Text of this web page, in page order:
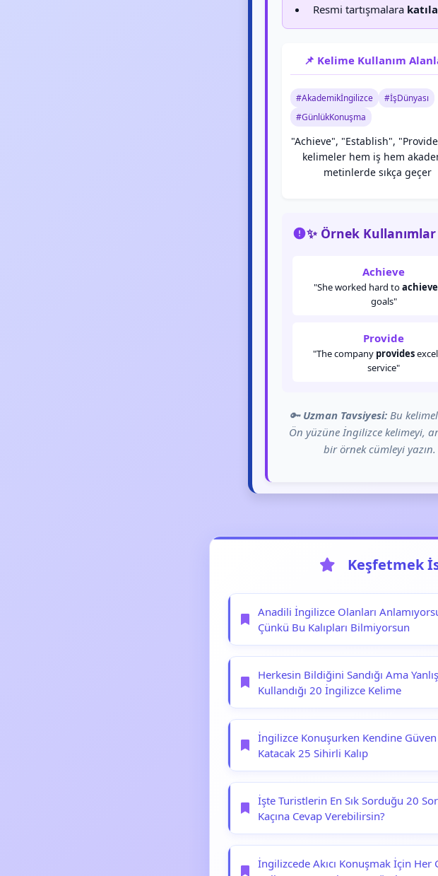
Resmi tartışmalara
📌 Kelime Kullanım
#Akademikİngilizce
#İşDünyası
#GünlükKonuşma
"Achieve", "Establish",
kelimeler hem iş hem
metinlerde sıkça geçer
✨ Örnek Kullanımlar
Achieve
"She worked hard toachieve
goals"
Provide
"The company provides
service"
🔑 Uzman Tavsiyesi: Bu
Ön yüzüne İngilizce kelimeyi,
bir örnek cümleyi
Keşfetmek
Anadili İngilizce Olanları
Çünkü Bu Kalıpları Bilmiyorsun
Herkesin Bildiğini Sandığı Ama Yanlış
Kullandığı 20 İngilizce Kelime
İngilizce Konuşurken Kendine Güven
Katacak 25 Sihirli Kalıp
İşte Turistlerin En Sık Sorduğu 20
Kaçına Cevap Verebilirsin?
İngilizcede Akıcı Konuşmak İçin Her